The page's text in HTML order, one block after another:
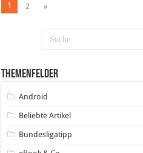
1 2 »
Themenfelder
Android
Beliebte Artikel
Bundesligatipp